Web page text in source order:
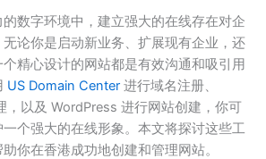
数字环境中，建立强大的在线存在对企
论你是启动新业务、扩展现有企业，还
精心设计的网站都是有效沟通和吸引用
US Domain Center 进行域名注册、
，以及 WordPress 进行网站创建，你可
个强大的在线形象。本文将探讨这些工
你在香港成功地创建和管理网站。